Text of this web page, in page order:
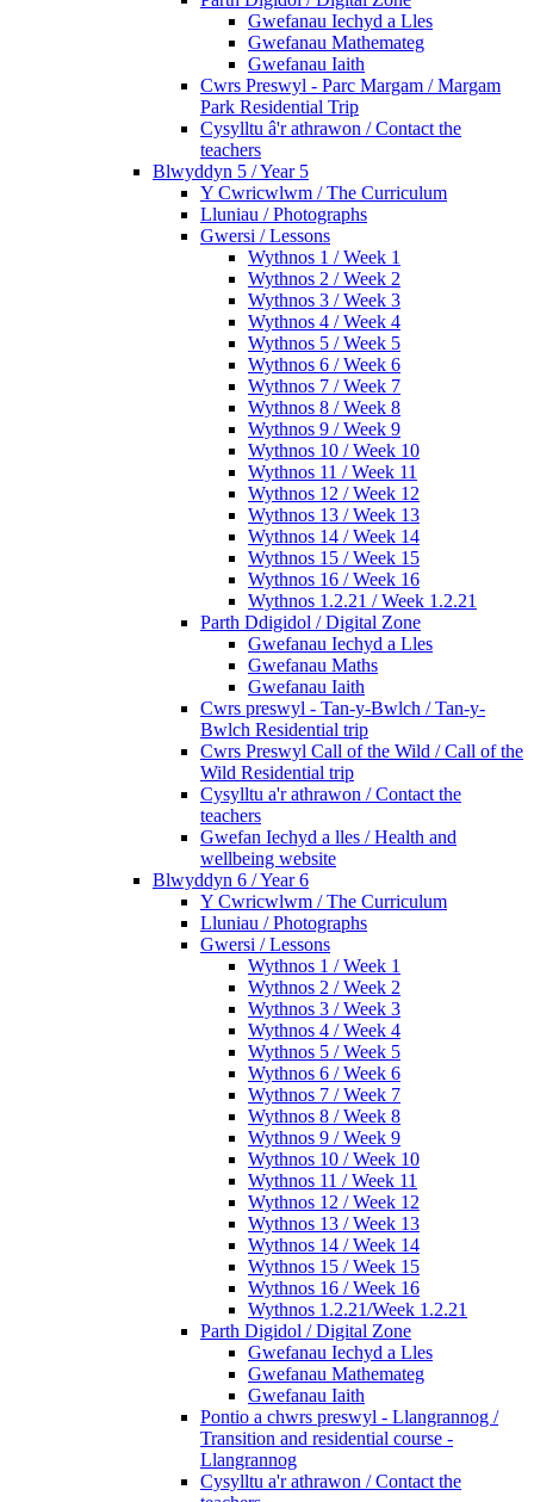
Gwefanau Iechyd a Lles
Gwefanau Mathemateg
Gwefanau Iaith
Cwrs Preswyl - Parc Margam / Margam
Park Residential Trip
Cysylltu â'r athrawon / Contact the
teachers
Blwyddyn 5 / Year 5
Y Cwricwlwm / The Curriculum
Lluniau / Photographs
Gwersi / Lessons
Wythnos 1 / Week 1
Wythnos 2 / Week 2
Wythnos 3 / Week 3
Wythnos 4 / Week 4
Wythnos 5 / Week 5
Wythnos 6 / Week 6
Wythnos 7 / Week 7
Wythnos 8 / Week 8
Wythnos 9 / Week 9
Wythnos 10 / Week 10
Wythnos 11 / Week 11
Wythnos 12 / Week 12
Wythnos 13 / Week 13
Wythnos 14 / Week 14
Wythnos 15 / Week 15
Wythnos 16 / Week 16
Wythnos 1.2.21 / Week 1.2.21
Parth Ddigidol / Digital Zone
Gwefanau Iechyd a Lles
Gwefanau Maths
Gwefanau Iaith
Cwrs preswyl - Tan-y-Bwlch / Tan-y-
Bwlch Residential trip
Cwrs Preswyl Call of the Wild / Call of the
Wild Residential trip
Cysylltu a'r athrawon / Contact the
teachers
Gwefan Iechyd a lles / Health and
wellbeing website
Blwyddyn 6 / Year 6
Y Cwricwlwm / The Curriculum
Lluniau / Photographs
Gwersi / Lessons
Wythnos 1 / Week 1
Wythnos 2 / Week 2
Wythnos 3 / Week 3
Wythnos 4 / Week 4
Wythnos 5 / Week 5
Wythnos 6 / Week 6
Wythnos 7 / Week 7
Wythnos 8 / Week 8
Wythnos 9 / Week 9
Wythnos 10 / Week 10
Wythnos 11 / Week 11
Wythnos 12 / Week 12
Wythnos 13 / Week 13
Wythnos 14 / Week 14
Wythnos 15 / Week 15
Wythnos 16 / Week 16
Wythnos 1.2.21/Week 1.2.21
Parth Digidol / Digital Zone
Gwefanau Iechyd a Lles
Gwefanau Mathemateg
Gwefanau Iaith
Pontio a chwrs preswyl - Llangrannog /
Transition and residential course -
Llangrannog
Cysylltu a'r athrawon / Contact the